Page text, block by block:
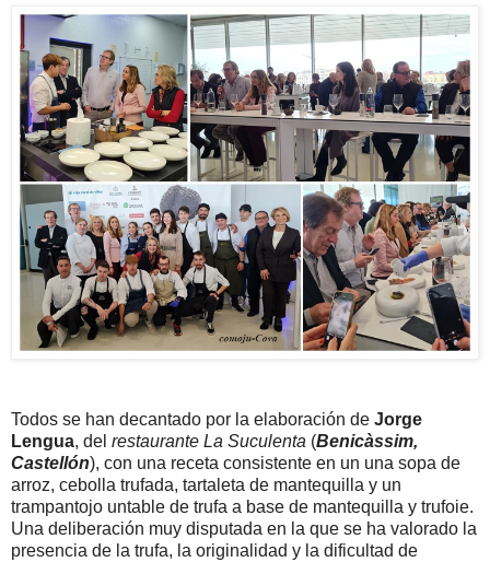
Todos se han decantado por la elaboración de Jorge
Lengua, del restaurante La Suculenta (Benicàssim,
Castellón), con una receta consistente en un una sopa de
arroz, cebolla trufada, tartaleta de mantequilla y un
trampantojo untable de trufa a base de mantequilla y trufoie.
Una deliberación muy disputada en la que se ha valorado la
presencia de la trufa, la originalidad y la dificultad de